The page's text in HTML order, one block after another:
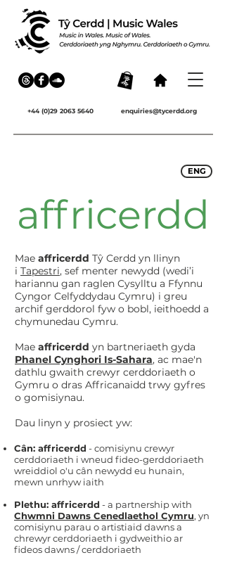
+44 (0)29 2063 5640 enquiries@tycerdd.org
ENG
affricerdd
Mae affricerdd Tŷ Cerdd yn llinyn
i Tapestri, sef menter newydd (wedi’i
hariannu gan raglen Cysylltu a Ffynnu
Cyngor Celfyddydau Cymru) i greu
archif gerddorol fyw o bobl, ieithoedd a
chymunedau Cymru.
Mae affricerdd yn bartneriaeth gyda
Phanel Cynghori Is-Sahara, ac mae'n
dathlu gwaith crewyr cerddoriaeth o
Gymru o dras Affricanaidd trwy gyfres
o gomisiynau.
Dau linyn y prosiect yw:
Cân: affricerdd - comisiynu crewyr
cerddoriaeth i wneud fideo-gerddoriaeth
wreiddiol o'u cân newydd eu hunain,
mewn unrhyw iaith
Plethu: affricerdd - a partnership with
Chwmni Dawns Cenedlaethol Cymru, yn
comisiynu parau o artistiaid dawns a
chrewyr cerddoriaeth i gydweithio ar
fideos dawns / cerddoriaeth